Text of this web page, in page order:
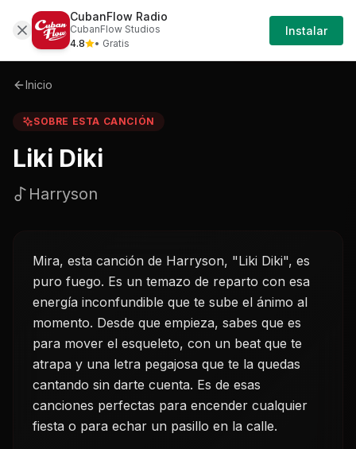
Sobre Liki-diki-harryson
Iniciar
Sesión
Inicio
SOBRE ESTA CANCIÓN
Liki Diki
Harryson
Mira, esta canción de Harryson, "Liki Diki", es
puro fuego. Es un temazo de reparto con esa
energía inconfundible que te sube el ánimo al
momento. Desde que empieza, sabes que es
para mover el esqueleto, con un beat que te
atrapa y una letra pegajosa que te la quedas
cantando sin darte cuenta. Es de esas
canciones perfectas para encender cualquier
fiesta o para echar un pasillo en la calle.
CubanFlow Radio
CubanFlow Studios
4.8
• Gratis
Instalar